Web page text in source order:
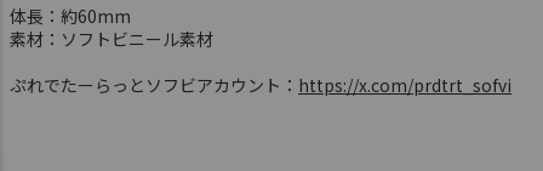
体長：約60mm
素材：ソフトビニール素材
ぷれでたーらっとソフビアカウント： https://x.com/prdtrt_sofvi